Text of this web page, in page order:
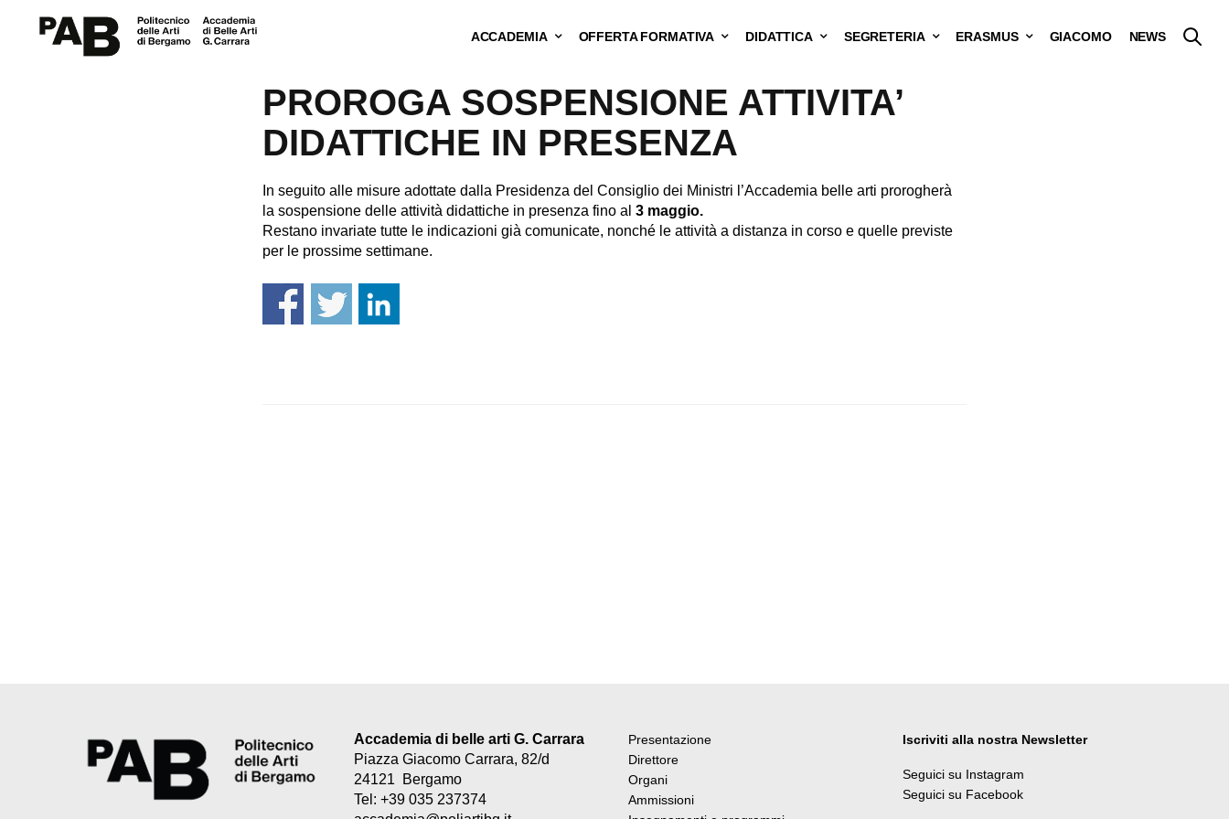
ACCADEMIA OFFERTA FORMATIVA DIDATTICA SEGRETERIA ERASMUS GIACOMO
NEWS
PROROGA SOSPENSIONE ATTIVITA’
DIDATTICHE IN PRESENZA
In seguito alle misure adottate dalla Presidenza del Consiglio dei Ministri l’Accademia belle arti prorogherà
la sospensione delle attività didattiche in presenza fino al 3 maggio.
Restano invariate tutte le indicazioni già comunicate, nonché le attività a distanza in corso e quelle previste
per le prossime settimane.
Accademia di belle arti G. Carrara
Piazza Giacomo Carrara, 82/d
24121 Bergamo
Tel: +39 035 237374
Presentazione
Direttore
Organi
Ammissioni
Iscriviti alla nostra Newsletter
Seguici su Instagram
Seguici su Facebook